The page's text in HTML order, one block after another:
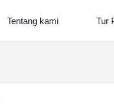
Tentang kami Tur